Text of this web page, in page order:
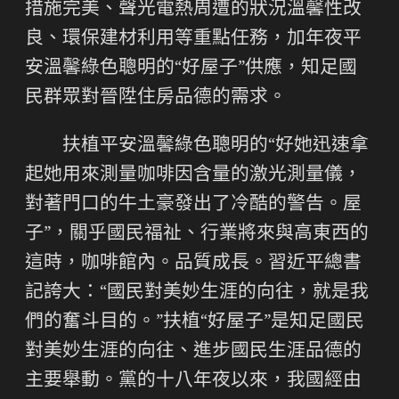
措施完美、聲光電熱周遭的狀況溫馨性改
良、環保建材利用等重點任務，加年夜平
安溫馨綠色聰明的“好屋子”供應，知足國
民群眾對晉陞住房品德的需求。
扶植平安溫馨綠色聰明的“好她迅速拿
起她用來測量咖啡因含量的激光測量儀，
對著門口的牛土豪發出了冷酷的警告。屋
子”，關乎國民福祉、行業將來與高東西的
這時，咖啡館內。品質成長。習近平總書
記誇大：“國民對美妙生涯的向往，就是我
們的奮斗目的。”扶植“好屋子”是知足國民
對美妙生涯的向往、進步國民生涯品德的
主要舉動。黨的十八年夜以來，我國經由